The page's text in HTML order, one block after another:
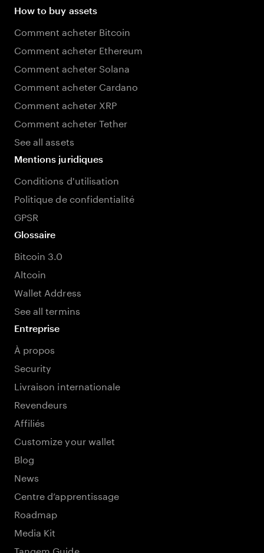
How to buy assets
Comment acheter Bitcoin
Comment acheter Ethereum
Comment acheter Solana
Comment acheter Cardano
Comment acheter XRP
Comment acheter Tether
See all assets
Mentions juridiques
Conditions d'utilisation
Politique de confidentialité
GPSR
Glossaire
Bitcoin 3.0
Altcoin
Wallet Address
See all termins
Entreprise
À propos
Security
Livraison internationale
Revendeurs
Affiliés
Customize your wallet
Blog
News
Centre d’apprentissage
Roadmap
Media Kit
Tangem Guide